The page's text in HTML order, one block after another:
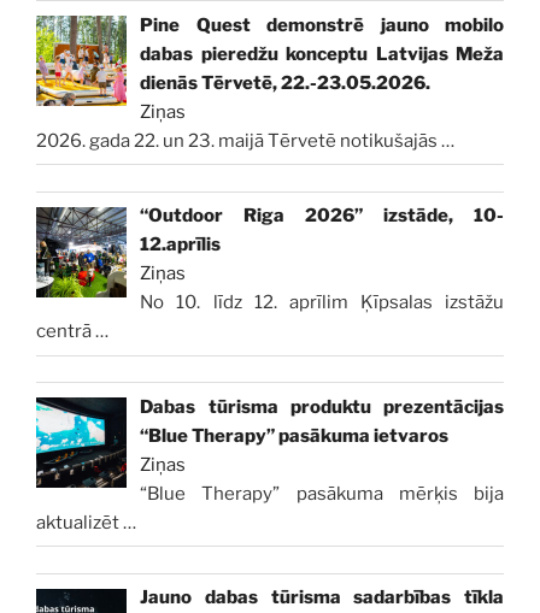
Pine Quest demonstrē jauno mobilo
dabas pieredžu konceptu Latvijas Meža
dienās Tērvetē, 22.-23.05.2026.
Ziņas
2026. gada 22. un 23. maijā Tērvetē notikušajās …
“Outdoor Riga 2026” izstāde, 10-
12.aprīlis
Ziņas
No 10. līdz 12. aprīlim Ķīpsalas izstāžu
centrā…
Dabas tūrisma produktu prezentācijas
“Blue Therapy” pasākuma ietvaros
Ziņas
“Blue Therapy” pasākuma mērķis bija
aktualizēt…
Jauno dabas tūrisma sadarbības tīkla